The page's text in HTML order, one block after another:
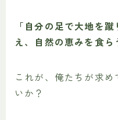
「自分の足で大地を
え、自然の恵みを食ら
これが、俺たちが求
いか？